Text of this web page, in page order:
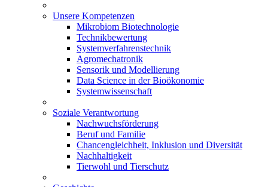
Unsere Kompetenzen
Mikrobiom Biotechnologie
Technikbewertung
Systemverfahrenstechnik
Agromechatronik
Sensorik und Modellierung
Data Science in der Bioökonomie
Systemwissenschaft
Soziale Verantwortung
Nachwuchsförderung
Beruf und Familie
Chancengleichheit, Inklusion und Diversität
Nachhaltigkeit
Tierwohl und Tierschutz